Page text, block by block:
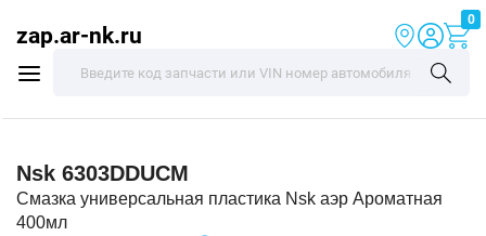
zap.ar-nk.ru
0
Nsk 6303DDUCM
Смазка универсальная пластика Nsk аэр Ароматная
400мл